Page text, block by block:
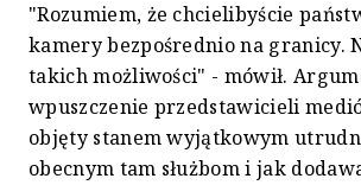
"Rozumiem, że chcielibyście
kamery bezpośrednio na granicy.
takich możliwości" - mówił.
wpuszczenie przedstawicieli
objęty stanem wyjątkowym
obecnym tam służbom i jak